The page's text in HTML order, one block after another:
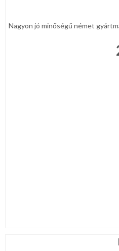
Nagyon jó minőségű német